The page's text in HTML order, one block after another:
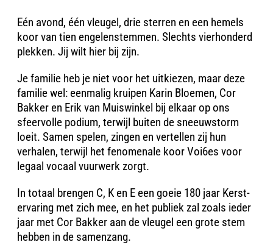
Eén avond, één vleugel, drie sterren en een hemels
koor van tien engelenstemmen. Slechts vierhonderd
plekken. Jij wilt hier bij zijn.
Je familie heb je niet voor het uitkiezen, maar deze
familie wel: eenmalig kruipen Karin Bloemen, Cor
Bakker en Erik van Muiswinkel bij elkaar op ons
sfeervolle podium, terwijl buiten de sneeuwstorm
loeit. Samen spelen, zingen en vertellen zij hun
verhalen, terwijl het fenomenale koor Voi6es voor
legaal vocaal vuurwerk zorgt.
In totaal brengen C, K en E een goeie 180 jaar Kerst-
ervaring met zich mee, en het publiek zal zoals ieder
jaar met Cor Bakker aan de vleugel een grote stem
hebben in de samenzang.